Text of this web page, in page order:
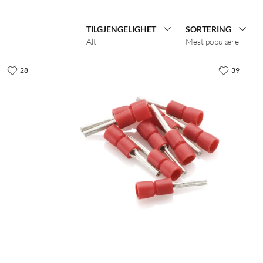
TILGJENGELIGHET
Alt
SORTERING
Mest populære
28 39